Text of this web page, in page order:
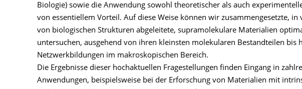
Biologie) sowie die Anwendung sowohl theoretischer als auch
von essentiellem Vorteil. Auf diese Weise können wir zusammengesetzte, in
von biologischen Strukturen abgeleitete, supramolekulare Materialien
untersuchen, ausgehend von ihren kleinsten molekularen Bestandteilen bis
Netzwerkbildungen im makroskopischen Bereich.
Die Ergebnisse dieser hochaktuellen Fragestellungen finden Eingang in
Anwendungen, beispielsweise bei der Erforschung von Materialien mit